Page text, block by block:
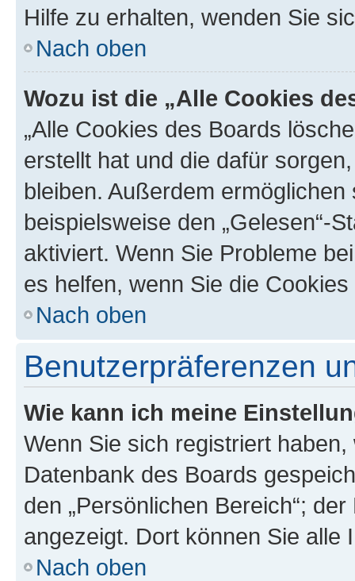
Hilfe zu erhalten, wenden Sie
Nach oben
Wozu ist die „Alle Cookies
„Alle Cookies des Boards
erstellt hat und die dafür
bleiben. Außerdem
beispielsweise den „Gelesen“-
aktiviert. Wenn Sie Probleme
es helfen, wenn Sie die
Nach oben
Benutzerpräferenzen
Wie kann ich meine
Wenn Sie sich registriert
Datenbank des Boards
den „Persönlichen Bereich“;
angezeigt. Dort können Sie alle
Nach oben